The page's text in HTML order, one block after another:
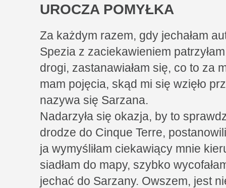
UROCZA POMYŁKA
Za każdym razem, gdy jechałam
Spezia z zaciekawieniem
drogi, zastanawiałam się, co to za
mam pojęcia, skąd mi się wzięło
nazywa się Sarzana.
Nadarzyła się okazja, by to
drodze do Cinque Terre,
ja wymyśliłam ciekawiący mnie
siadłam do mapy, szybko
jechać do Sarzany. Owszem, jest